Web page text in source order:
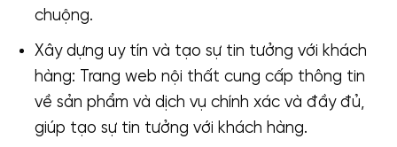
chuộng.
Xây dựng uy tín và tạo sự tin tưởng với khách
hàng: Trang web nội thất cung cấp thông tin
về sản phẩm và dịch vụ chính xác và đầy đủ,
giúp tạo sự tin tưởng với khách hàng.